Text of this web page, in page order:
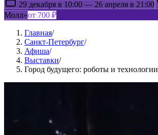
29 декабря в 10:00 — 26 апреля в 21:00
Молл»от 700 ₽
Главная/
Санкт-Петербург/
Афиша/
Выставки/
Город будущего: роботы и технологии